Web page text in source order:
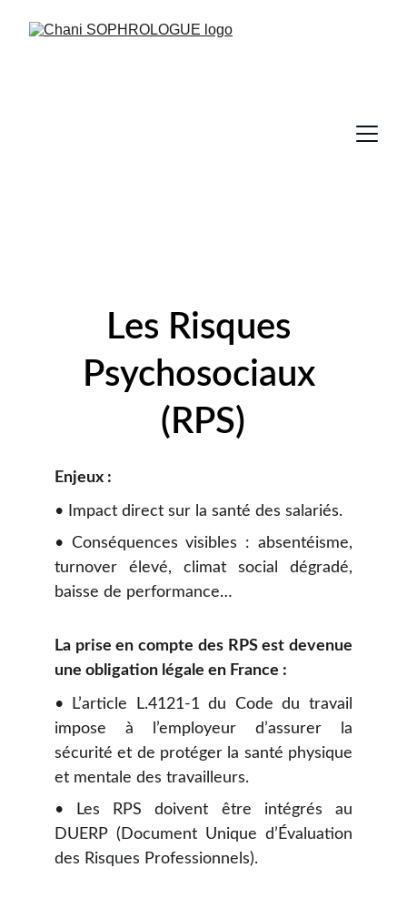
Les Risques
Psychosociaux
(RPS)
Enjeux :
• Impact direct sur la santé des salariés.
• Conséquences visibles : absentéisme,
turnover élevé, climat social dégradé,
baisse de performance…
La prise en compte des RPS est devenue
une obligation légale en France :
• L’article L.4121-1 du Code du travail
impose à l’employeur d’assurer la
sécurité et de protéger la santé physique
et mentale des travailleurs.
• Les RPS doivent être intégrés au
DUERP (Document Unique d’Évaluation
des Risques Professionnels).